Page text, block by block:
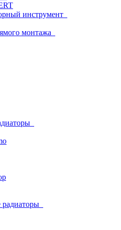
инструмент
монтажа
радиаторы